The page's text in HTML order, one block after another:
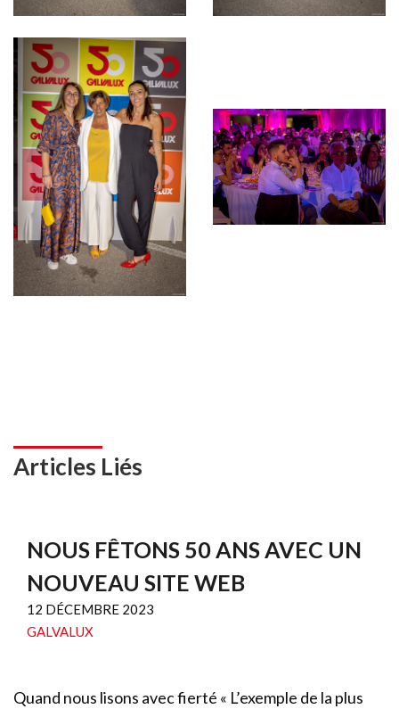
Articles Liés
NOUS FÊTONS 50 ANS AVEC UN
NOUVEAU SITE WEB
12 DÉCEMBRE 2023
GALVALUX
Quand nous lisons avec fierté « L’exemple de la plus